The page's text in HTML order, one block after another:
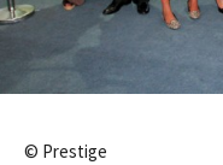
© Prestige